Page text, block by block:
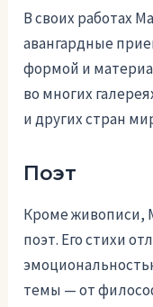
В своих работах
авангардные
формой и
во многих
и других стран
Поэт
Кроме живописи,
поэт. Его стихи
темы — от